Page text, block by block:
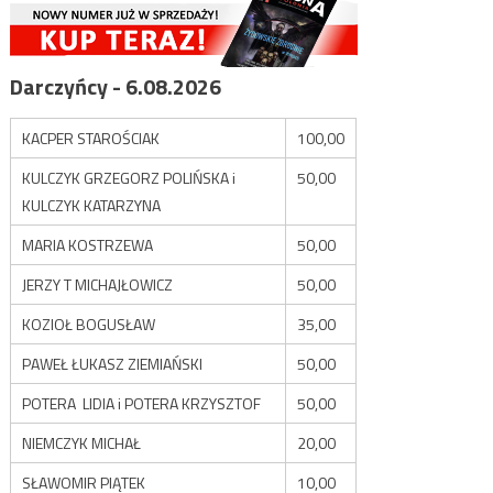
Darczyńcy - 6.08.2026
KACPER STAROŚCIAK
100,00
KULCZYK GRZEGORZ POLIŃSKA i
KULCZYK KATARZYNA
50,00
MARIA KOSTRZEWA
50,00
JERZY T MICHAJŁOWICZ
50,00
KOZIOŁ BOGUSŁAW
35,00
PAWEŁ ŁUKASZ ZIEMIAŃSKI
50,00
POTERA LIDIA i POTERA KRZYSZTOF
50,00
NIEMCZYK MICHAŁ
20,00
SŁAWOMIR PIĄTEK
10,00